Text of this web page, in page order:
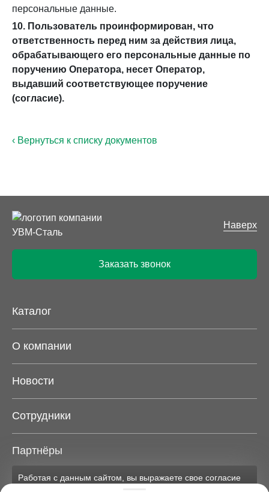
персональные данные.
10. Пользователь проинформирован, что
ответственность перед ним за действия лица,
обрабатывающего его персональные данные по
поручению Оператора, несет Оператор,
выдавший соответствующее поручение
(согласие).
‹ Вернуться к списку документов
Наверх
Заказать звонок
Каталог
О компании
Новости
Сотрудники
Партнёры
Карта сайта
Работая с данным сайтом, вы выражаете свое согласие